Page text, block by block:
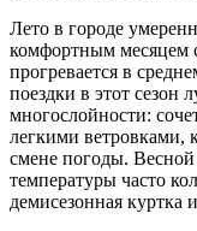
Лето в городе
комфортным месяцем
прогревается в
поездки в этот сезон
многослойности:
легкими ветровками,
смене погоды. Весной
температуры часто
демисезонная куртка